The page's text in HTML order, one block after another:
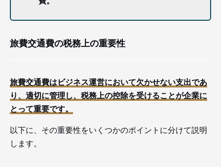
旅費交通費の税務上の重要性
旅費交通費はビジネス運営において欠かせない支出であ
り、適切に管理し、税務上の控除を受けることが企業に
とって重要です。
以下に、その重要性をいくつかのポイントに分けて説明
します。